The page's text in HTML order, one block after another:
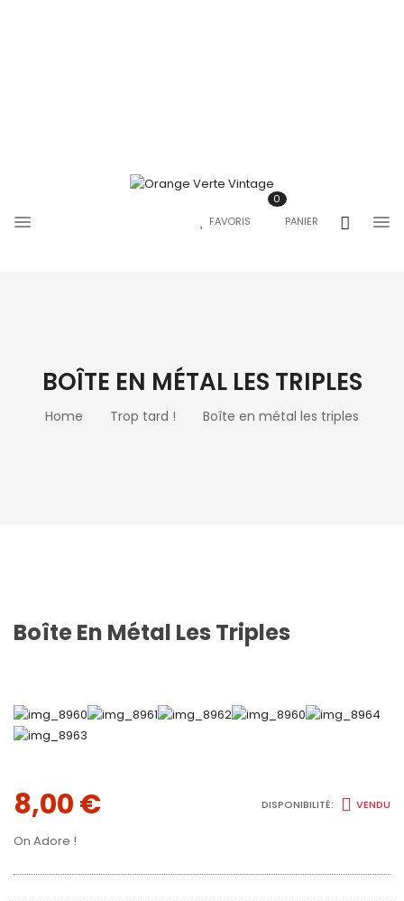
FAVORIS PANIER
0
BOÎTE EN MÉTAL LES TRIPLES
Home Trop tard ! Boîte en métal les triples
Boîte En Métal Les Triples
8,00€ DISPONIBILITÉ: VENDU
On Adore !